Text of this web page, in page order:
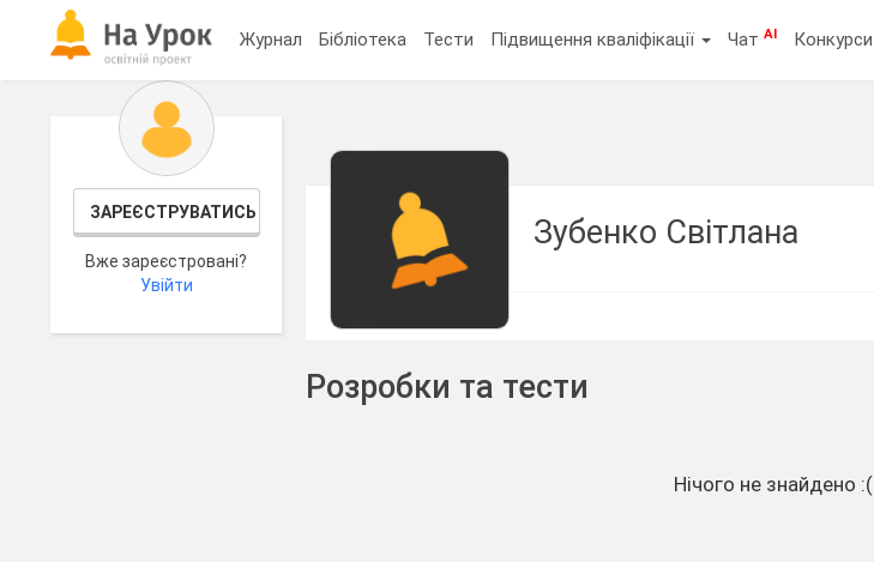
Журнал Бібліотека Тести Підвищення кваліфікації ЧатAI Конкурси
ЗАРЕЄСТРУВАТИСЬ
Вже зареєстровані?
Увійти
Зубенко Світлана
Розробки та тести
Нічого не знайдено :(